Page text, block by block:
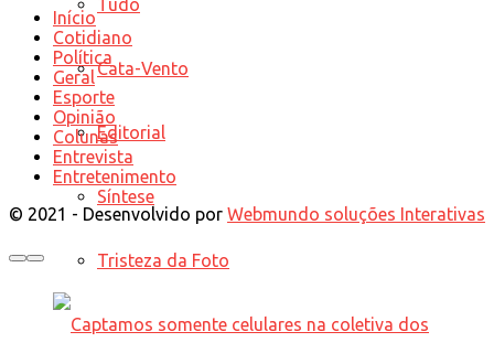
Tudo
Cata-Vento
Editorial
Síntese
Tristeza da Foto
Início
Cotidiano
Política
Geral
Esporte
Opinião
Colunas
Entrevista
Entretenimento
© 2021 - Desenvolvido por Webmundo soluções Interativas